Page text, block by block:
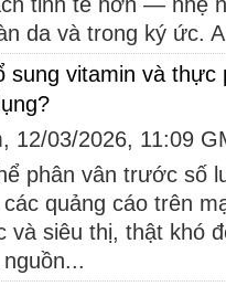
da và trong ký ức.
sung vitamin và thực
12/03/2026, 11:09
phân vân trước số
quảng cáo trên
và siêu thị, thật khó